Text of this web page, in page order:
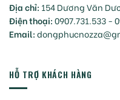
Địa chỉ: 154 Dương Văn
Điện thoại:0907.731.533 -
Email:
HỖ TRỢ KHÁCH HÀNG